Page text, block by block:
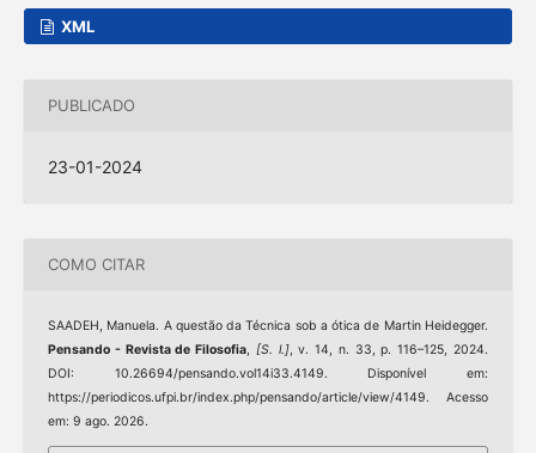
XML
PUBLICADO
23-01-2024
COMO CITAR
SAADEH, Manuela. A questão da Técnica sob a ótica de Martin Heidegger.
Pensando - Revista de Filosofia, [S. l.], v. 14, n. 33, p. 116–125, 2024.
DOI: 10.26694/pensando.vol14i33.4149. Disponível em:
https://periodicos.ufpi.br/index.php/pensando/article/view/4149. Acesso
em: 9 ago. 2026.